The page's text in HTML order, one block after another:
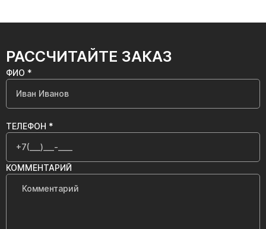
РАССЧИТАЙТЕ ЗАКАЗ
ФИО *
ТЕЛЕФОН *
КОММЕНТАРИЙ